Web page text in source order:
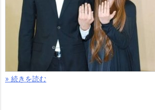
» 続きを読む